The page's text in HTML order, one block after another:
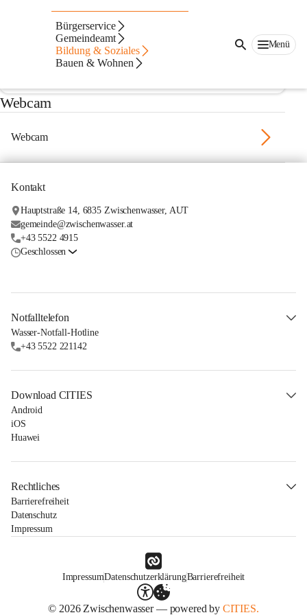
Bürgerservice
Gemeindeamt
Bildung & Soziales
Bauen & Wohnen
Menü
Kinderland Zwergberg
Furx
Webcam
Webcam
Kontakt
Hauptstraße 14, 6835 Zwischenwasser, AUT
gemeinde@zwischenwasser.at
+43 5522 4915
Geschlossen
Notfalltelefon
Wasser-Notfall-Hotline
+43 5522 221142
Download CITIES
Android
iOS
Huawei
Rechtliches
Barrierefreiheit
Datenschutz
Impressum
ImpressumDatenschutzerklärungBarrierefreiheit
© 2026 Zwischenwasser — powered by CITIES.